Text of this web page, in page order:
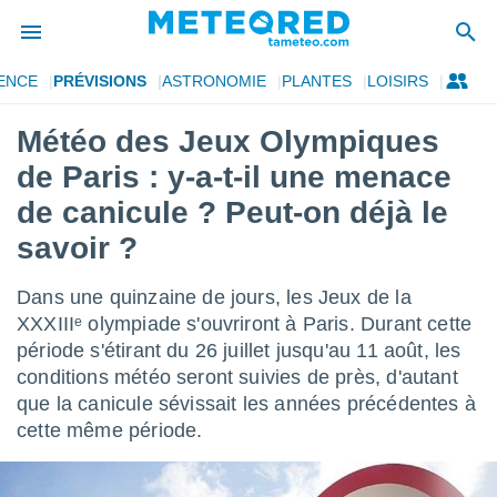
de
a
par
des
Vous
en
PRÉVISIONS ASTRONOMIE PLANTES LOISIRS
Météo des Jeux Olympiques
de Paris : y-a-t-il une menace
de canicule ? Peut-on déjà le
savoir ?
Dans une quinzaine de jours, les Jeux de la
XXXIIIᵉ olympiade s'ouvriront à Paris. Durant cette
période s'étirant du 26 juillet jusqu'au 11 août, les
conditions météo seront suivies de près, d'autant
que la canicule sévissait les années précédentes à
cette même période.